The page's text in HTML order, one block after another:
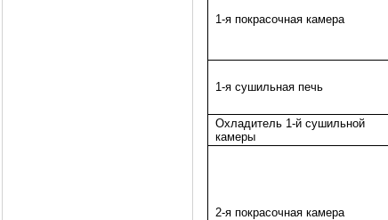
1-я покрасочная камера
1-я сушильная печь
Охладитель 1-й сушильной
камеры
2-я покрасочная камера